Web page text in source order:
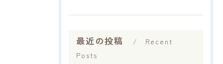
最近の投稿
Recent
Posts